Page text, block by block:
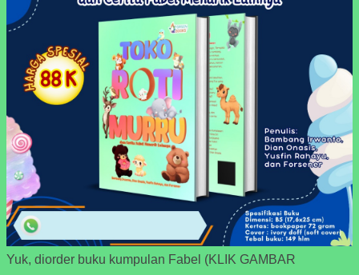
Yuk, diorder buku kumpulan Fabel (KLIK GAMBAR